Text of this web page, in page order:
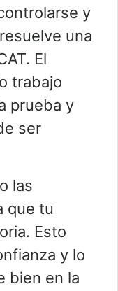
y
una
El
trabajo
prueba y
ser
las
que tu
Esto
y lo
bien en la